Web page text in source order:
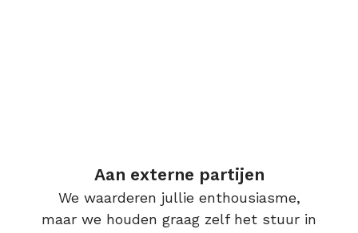
Aan externe partijen
We waarderen jullie enthousiasme,
maar we houden graag zelf het stuur in